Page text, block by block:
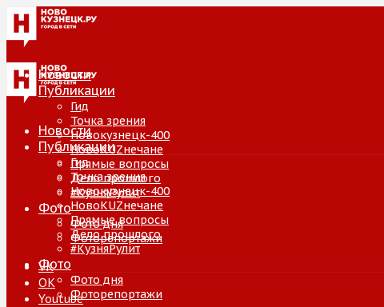
Новости
Публикации
Гид
Точка зрения
Новокузнецк-400
НовоKUZнечане
Прямые вопросы
Дело прошлого
#КузняРулит
Фото
Фото дня
Фоторепортажи
VK
ОК
Youtube
Новости
Публикации
Гид
Точка зрения
Новокузнецк-400
НовоKUZнечане
Прямые вопросы
Дело прошлого
#КузняРулит
Фото
Фото дня
Фоторепортажи